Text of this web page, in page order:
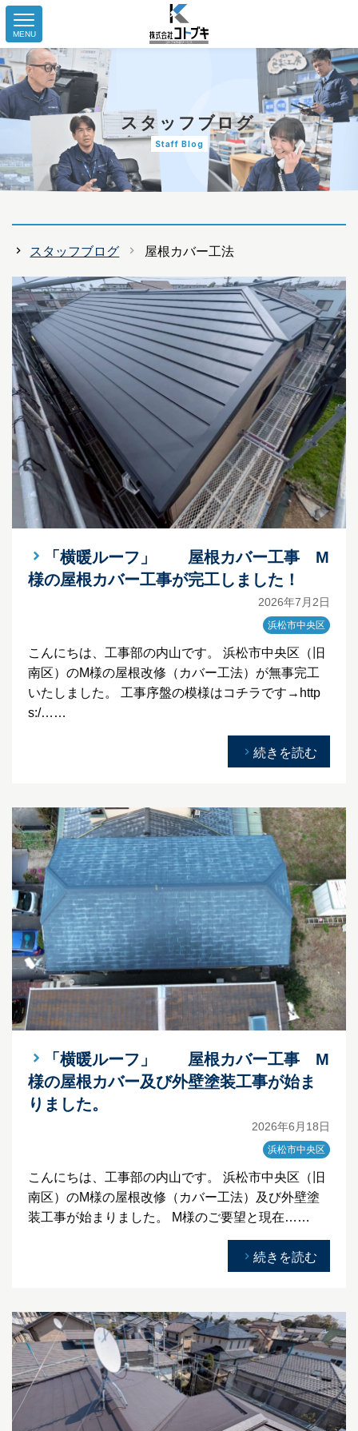
MENU
スタッフブログ
Staff Blog
スタッフブログ 屋根カバー工法
「横暖ルーフ」 屋根カバー工事 M
様の屋根カバー工事が完工しました！
2026年7月2日
浜松市中央区
こんにちは、工事部の内山です。 浜松市中央区（旧
南区）のM様の屋根改修（カバー工法）が無事完工
いたしました。 工事序盤の模様はコチラです→http
s:/……
続きを読む
「横暖ルーフ」 屋根カバー工事 M
様の屋根カバー及び外壁塗装工事が始ま
りました。
2026年6月18日
浜松市中央区
こんにちは、工事部の内山です。 浜松市中央区（旧
南区）のM様の屋根改修（カバー工法）及び外壁塗
装工事が始まりました。 M様のご要望と現在……
続きを読む